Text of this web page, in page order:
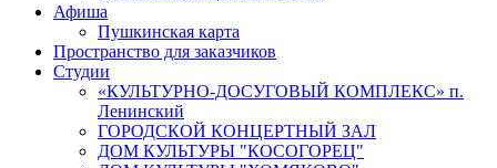
Афиша
Пушкинская карта
Пространство для заказчиков
Студии
«КУЛЬТУРНО-ДОСУГОВЫЙ КОМПЛЕКС» п.
Ленинский
ГОРОДСКОЙ КОНЦЕРТНЫЙ ЗАЛ
ДОМ КУЛЬТУРЫ "КОСОГОРЕЦ"